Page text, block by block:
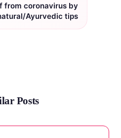
from coronavirus by
Ayurvedic tips
Posts